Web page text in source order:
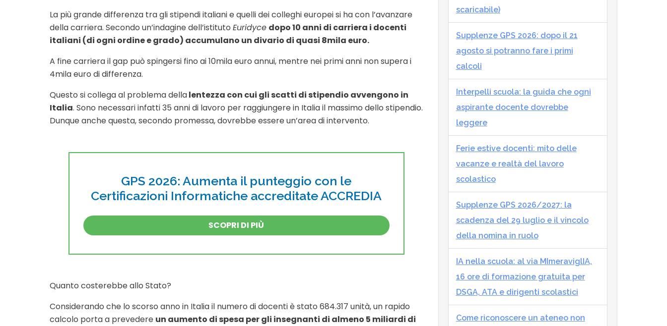
La più grande differenza tra gli stipendi italiani e quelli dei colleghi europei si ha con l’avanzare
della carriera. Secondo un’indagine dell’istituto Euridyce dopo 10 anni di carriera i docenti
italiani (di ogni ordine e grado) accumulano un divario di quasi 8mila euro.
A fine carriera il gap può spingersi fino ai 10mila euro annui, mentre nei primi anni non supera i
4mila euro di differenza.
Questo si collega al problema dellalentezza con cui gli scatti di stipendio avvengono in
Italia. Sono necessari infatti 35 anni di lavoro per raggiungere in Italia il massimo dello stipendio.
Dunque anche questa, secondo promessa, dovrebbe essere un’area di intervento.
GPS 2026: Aumenta il punteggio con le
Certificazioni Informatiche accreditate ACCREDIA
SCOPRI DI PIÙ
Quanto costerebbe allo Stato?
Considerando che lo scorso anno in Italia il numero di docenti è stato 684.317 unità, un rapido
calcolo porta a prevedere un aumento di spesa per gli insegnanti di almeno 5 miliardi di
scaricabile)
Supplenze GPS 2026: dopo il 21
agosto si potranno fare i primi
calcoli
Interpelli scuola: la guida che ogni
aspirante docente dovrebbe
leggere
Ferie estive docenti: mito delle
vacanze e realtà del lavoro
scolastico
Supplenze GPS 2026/2027: la
scadenza del 29 luglio e il vincolo
della nomina in ruolo
IA nella scuola: al via MImeraviglIA,
16 ore di formazione gratuita per
DSGA, ATA e dirigenti scolastici
Come riconoscere un ateneo non